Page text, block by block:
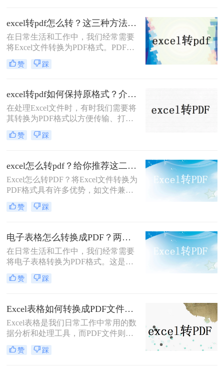
况。那么excel怎么转pdf不留白呢？在
本文中，我们将向您介绍三个简单而
有效的方法，让您能够快速将Excel文
件转换成PDF文件，而且不会出现任
何留白。
excel转pdf怎么转？这三种方法很好用！
在日常生活和工作中，我们经常需要
将Excel文件转换为PDF格式。PDF格
式的文件具有跨平台、跨设备的特
点，能够确保文档在不同环境下的一
呢？本文将为您介绍三种简单易行的
Excel转PDF方法。
赞 踩
excel转pdf如何保持原格式？介绍三种方式！
在处理Excel文件时，有时我们需要将
其转换为PDF格式以方便传输、打印
或在线分享。但是，将Excel文件转换
为PDF时，可能会遇到格式变化或失
PDF时保持原格式，那么excel转pdf如
何保持原格式呢？本文将为您提供一
些有效的方法和技巧。
赞 踩
excel怎么转pdf？给你推荐这二种方法！
Excel怎么转PDF？将Excel文件转换为
PDF格式具有许多优势，如文件兼容
性、保护文件内容等。本文将介绍两
种简便的Excel转PDF方法，并提供详
任务。
赞 踩
电子表格怎么转换成PDF？两种方法轻松学会！
在日常生活和工作中，我们经常需要
将电子表格转换为PDF格式。这是因
为PDF文件具有跨平台、不可编辑的
特点，能够确保表格内容的完整性和
PDF吗？很多人都不知道怎么转换，
所以小编今天就来给大家分享一下转
换方法。
赞 踩
Excel表格如何转换成PDF文件？试试这二个办法！
Excel表格是我们日常工作中常用的数
据分析和处理工具，而PDF文件则是
一种跨平台、不可编辑的文档格式，
适用于在不同设备和操作系统间共享
赞 踩